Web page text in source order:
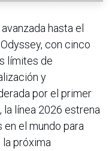
hasta el
con cinco
límites de
y
por el primer
la línea 2026 estrena
el mundo para
próxima